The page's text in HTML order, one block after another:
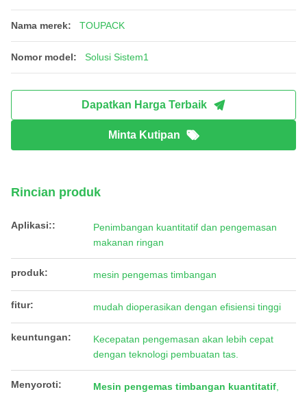
Nama merek: TOUPACK
Nomor model: Solusi Sistem1
Dapatkan Harga Terbaik
Minta Kutipan
Rincian produk
Aplikasi::
Penimbangan kuantitatif dan pengemasan
makanan ringan
produk: mesin pengemas timbangan
fitur: mudah dioperasikan dengan efisiensi tinggi
keuntungan:
Kecepatan pengemasan akan lebih cepat
dengan teknologi pembuatan tas.
Menyoroti: Mesin pengemas timbangan kuantitatif